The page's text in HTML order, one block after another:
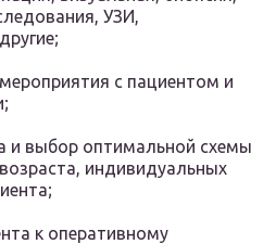
УЗИ,
с пациентом и
и выбор оптимальной схемы
индивидуальных
к оперативному